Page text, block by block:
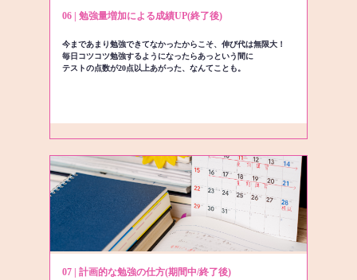
06 | 勉強量増加による成績UP(終了後)
今まであまり勉強できてなかったからこそ、伸び代は無限大！
毎日コツコツ勉強するようになったらあっという間に
テストの点数が20点以上あがった、なんてことも。
07 | 計画的な勉強の仕方(期間中/終了後)